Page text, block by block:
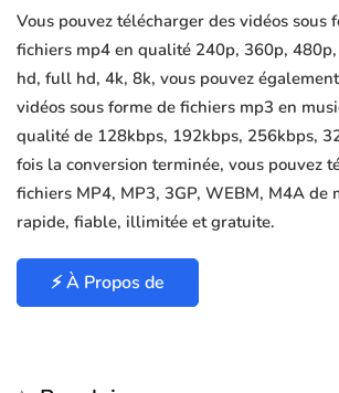
Vous pouvez télécharger des vidéos sous
fichiers mp4 en qualité 240p, 360p,
hd, full hd, 4k, 8k, vous pouvez
vidéos sous forme de fichiers mp3 en
qualité de 128kbps, 192kbps, 256kbps,
fois la conversion terminée, vous pouvez
fichiers MP4, MP3, 3GP, WEBM, M4A de
rapide, fiable, illimitée et gratuite.
⚡ À Propos de